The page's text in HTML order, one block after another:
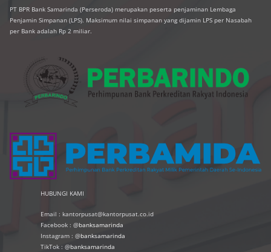
PT BPR Bank Samarinda (Perseroda) merupakan peserta penjaminan Lembaga
Penjamin Simpanan (LPS). Maksimum nilai simpanan yang dijamin LPS per Nasabah
per Bank adalah Rp 2 miliar.
HUBUNGI KAMI
Email : kantorpusat@kantorpusat.co.id
Facebook : @banksamarinda
Instagram : @banksamarinda
TikTok : @banksamarinda